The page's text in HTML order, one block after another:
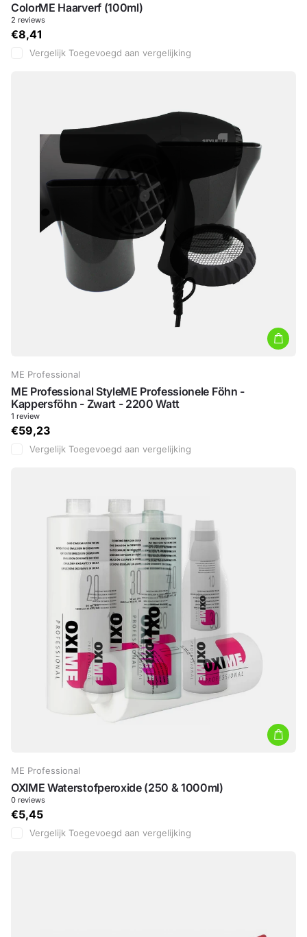
ColorME Haarverf (100ml)
2 reviews
€8,41
Vergelijk Toegevoegd aan vergelijking
ME Professional
ME Professional StyleME Professionele Föhn -
Kappersföhn - Zwart - 2200 Watt
1 review
€59,23
Vergelijk Toegevoegd aan vergelijking
ME Professional
OXIME Waterstofperoxide (250 & 1000ml)
0 reviews
€5,45
Vergelijk Toegevoegd aan vergelijking